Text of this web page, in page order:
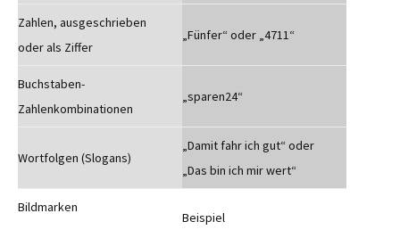
Zahlen, ausgeschrieben
oder als Ziffer
„Fünfer“ oder „4711“
Buchstaben-
Zahlenkombinationen
„sparen24“
Wortfolgen (Slogans)
„Damit fahr ich gut“ oder
„Das bin ich mir wert“
Bildmarken
Beispiel